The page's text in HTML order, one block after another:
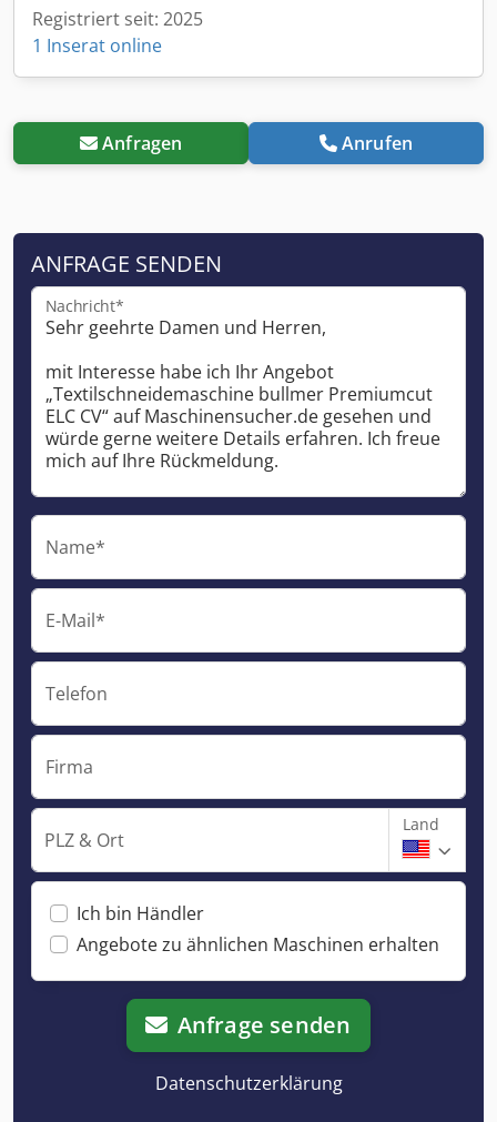
Registriert seit: 2025
1 Inserat online
Anfragen Anrufen
ANFRAGE SENDEN
Nachricht*
Name*
E-Mail*
Telefon
Firma
PLZ & Ort
Land
Ich bin Händler
Angebote zu ähnlichen Maschinen erhalten
Anfrage senden
Datenschutzerklärung